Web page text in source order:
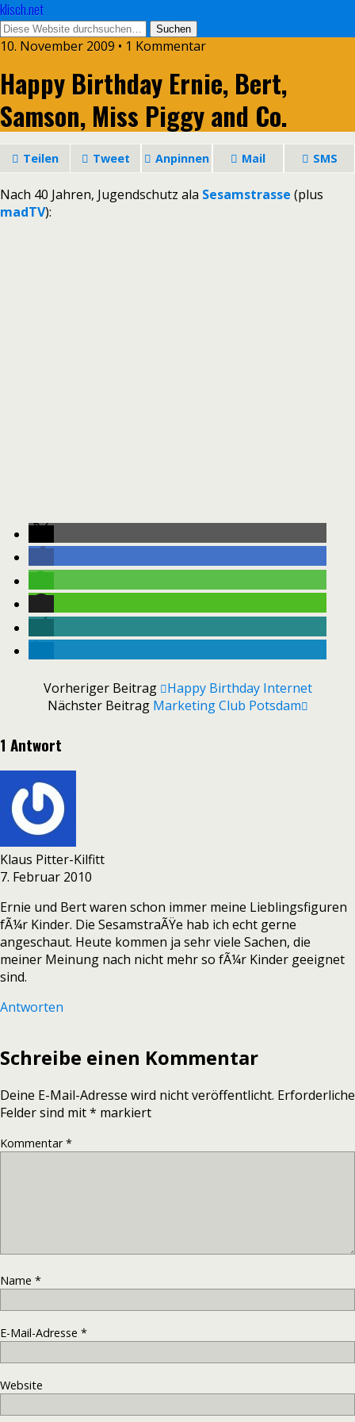
klisch.net
10. November 2009 • 1 Kommentar
Happy Birthday Ernie, Bert,
Samson, Miss Piggy and Co.
Teilen Tweet Anpinnen Mail SMS
Nach 40 Jahren, Jugendschutz ala Sesamstrasse (plus
madTV):
Vorheriger Beitrag
Happy Birthday Internet
Nächster Beitrag Marketing Club Potsdam
1 Antwort
Klaus Pitter-Kilfitt
7. Februar 2010
Ernie und Bert waren schon immer meine Lieblingsfiguren
fÃ¼r Kinder. Die SesamstraÃŸe hab ich echt gerne
angeschaut. Heute kommen ja sehr viele Sachen, die
meiner Meinung nach nicht mehr so fÃ¼r Kinder geeignet
sind.
Antworten
Schreibe einen Kommentar
Deine E-Mail-Adresse wird nicht veröffentlicht. Erforderliche
Felder sind mit* markiert
Kommentar*
Name *
E-Mail-Adresse *
Website